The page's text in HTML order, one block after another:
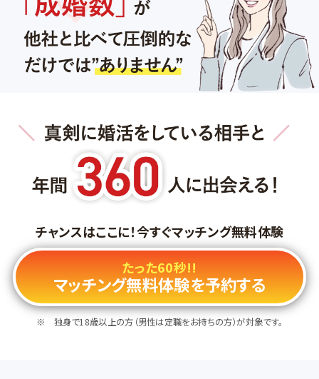
チャンスはここに！今すぐマッチング無料体験
たった60秒!!
マッチング無料体験を予約する
独身で18歳以上の方（男性は定職をお持ちの方）が対象です。